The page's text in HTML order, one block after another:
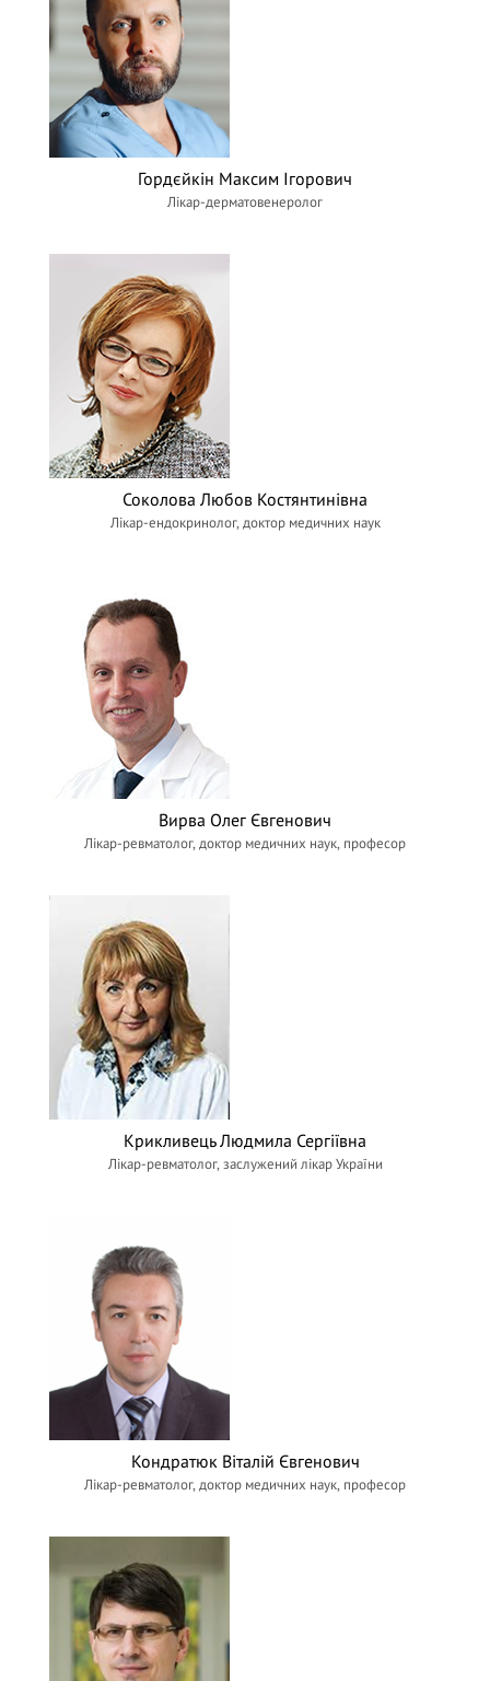
Гордєйкін Максим Ігорович
Лікар-дерматовенеролог
Соколова Любов Костянтинівна
Лікар-ендокринолог, доктор медичних наук
Вирва Олег Євгенович
Лікар-ревматолог, доктор медичних наук, професор
Крикливець Людмила Сергіївна
Лікар-ревматолог, заслужений лікар України
Кондратюк Віталій Євгенович
Лікар-ревматолог, доктор медичних наук, професор